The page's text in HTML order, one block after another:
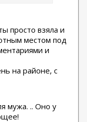
просто взяла и
местом под
и
на районе, с
мужа. .. Оно у